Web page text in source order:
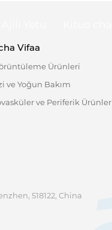
Vifaa
Ürünleri
ve Yoğun Bakım
ve Periferik Ürünler
518122, China